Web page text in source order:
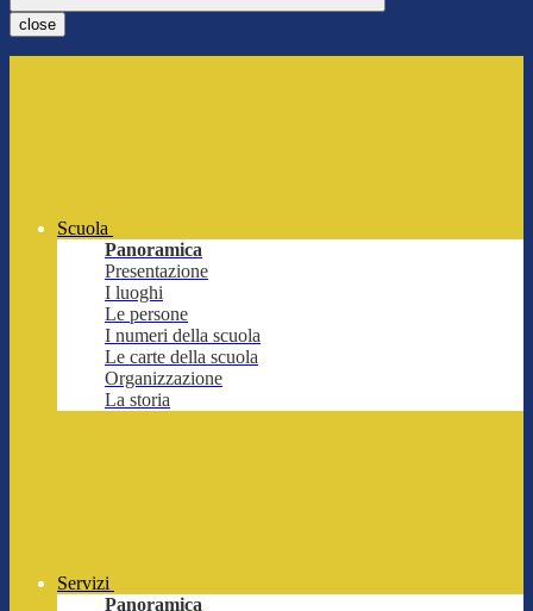
close
Scuola
Panoramica
Presentazione
I luoghi
Le persone
I numeri della scuola
Le carte della scuola
Organizzazione
La storia
Servizi
Panoramica